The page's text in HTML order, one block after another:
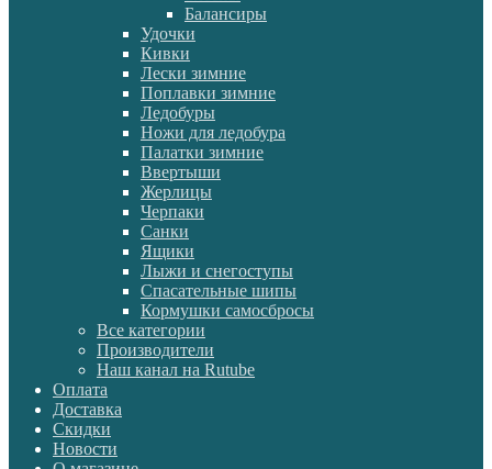
Балансиры
Удочки
Кивки
Лески зимние
Поплавки зимние
Ледобуры
Ножи для ледобура
Палатки зимние
Ввертыши
Жерлицы
Черпаки
Санки
Ящики
Лыжи и снегоступы
Спасательные шипы
Кормушки самосбросы
Все категории
Производители
Наш канал на Rutube
Оплата
Доставка
Скидки
Новости